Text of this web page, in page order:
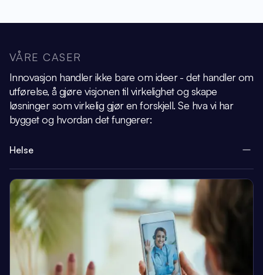
VÅRE CASER
Innovasjon handler ikke bare om ideer - det handler om
utførelse, å gjøre visjonen til virkelighet og skape
løsninger som virkelig gjør en forskjell.Se hva vi har
bygget og hvordan det fungerer:
Helse